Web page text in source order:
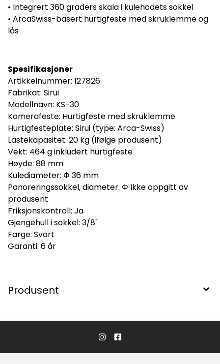
• Integrert 360 graders skala i kulehodets sokkel
• ArcaSwiss-basert hurtigfeste med skruklemme og
lås
Spesifikasjoner
Artikkelnummer: 127826
Fabrikat: Sirui
Modellnavn: KS-30
Kamerafeste: Hurtigfeste med skruklemme
Hurtigfesteplate: Sirui (type: Arca-Swiss)
Lastekapasitet: 20 kg (ifølge produsent)
Vekt: 464 g inkludert hurtigfeste
Høyde: 88 mm
Kulediameter: Φ 36 mm
Panoreringssokkel, diameter: Φ Ikke oppgitt av
produsent
Friksjonskontroll: Ja
Gjengehull i sokkel: 3/8"
Farge: Svart
Garanti: 6 år
Produsent